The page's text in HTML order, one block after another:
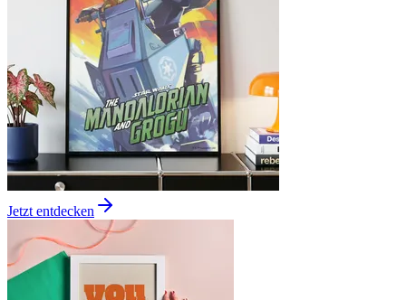
Jetzt entdecken